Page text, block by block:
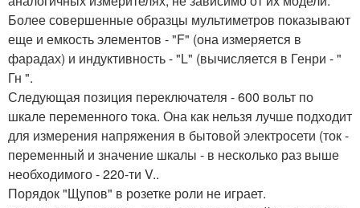
Более совершенные образцы мультиметров показывают
еще и емкость элементов - "F" (она измеряется в
фарадах) и индуктивность - "L" (вычисляется в Генри - "
Гн ".
Следующая позиция переключателя - 600 вольт по
шкале переменного тока. Она как нельзя лучше подходит
для измерения напряжения в бытовой электросети (ток -
переменный и значение шкалы - в несколько раз выше
необходимого - 220-ти V..
Порядок "Щупов" в розетке роли не играет.